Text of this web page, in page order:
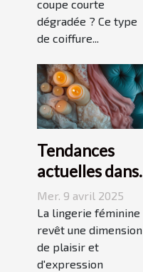
coupe courte
dégradée ? Ce type
de coiffure...
Tendances
actuelles dans
les dessous
coquins pour
femmes
Mer. 9 avril 2025
La lingerie féminine
revêt une dimension
de plaisir et
d'expression